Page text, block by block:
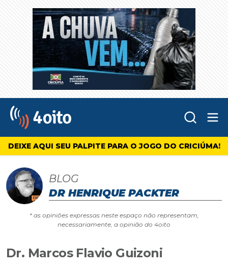
4oito
DEIXE AQUI SEU PALPITE PARA O JOGO DO CRICIÚMA!
BLOG
DR HENRIQUE PACKTER
* as opiniões expressas neste espaço não representam,
necessariamente, a opinião do 4oito
Dr. Marcos Flavio Guizoni